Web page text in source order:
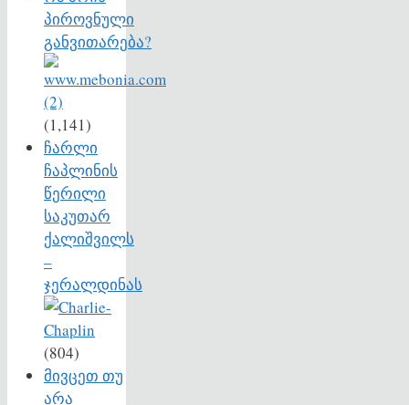
პიროვნული
განვითარება?
(1,141)
ჩარლი
ჩაპლინის
წერილი
საკუთარ
ქალიშვილს
–
ჯერალდინას
(804)
მივცეთ თუ
არა